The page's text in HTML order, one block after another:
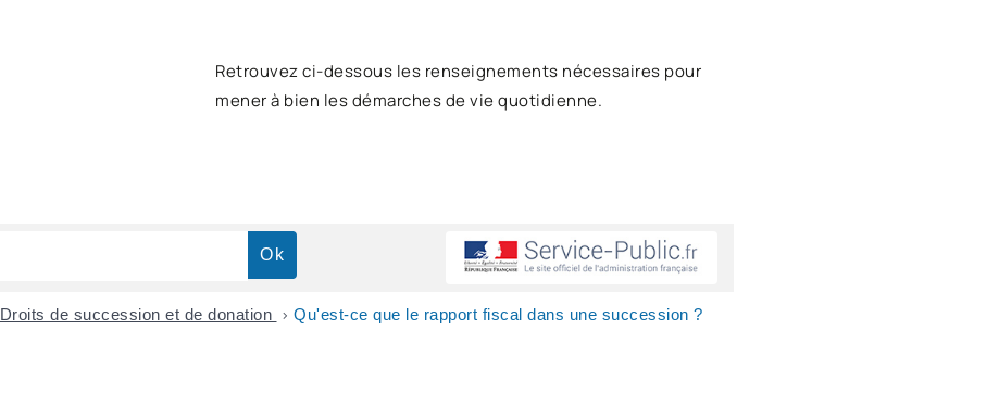
Retrouvez ci-dessous les renseignements nécessaires pour
mener à bien les démarches de vie quotidienne.
Droits de succession et de donation > Qu'est-ce que le rapport fiscal dans une succession ?